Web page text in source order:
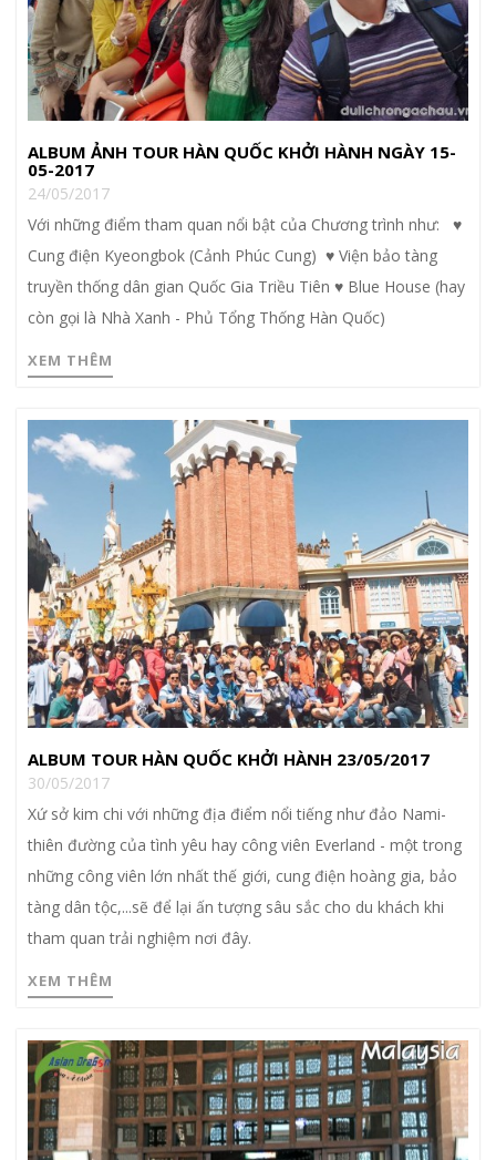
ALBUM ẢNH TOUR HÀN QUỐC KHỞI HÀNH NGÀY 15-
05-2017
24/05/2017
Với những điểm tham quan nổi bật của Chương trình như: ♥
Cung điện Kyeongbok (Cảnh Phúc Cung) ♥ Viện bảo tàng
truyền thống dân gian Quốc Gia Triều Tiên ♥ Blue House (hay
còn gọi là Nhà Xanh - Phủ Tổng Thống Hàn Quốc)
XEM THÊM
ALBUM TOUR HÀN QUỐC KHỞI HÀNH 23/05/2017
30/05/2017
Xứ sở kim chi với những địa điểm nổi tiếng như đảo Nami-
thiên đường của tình yêu hay công viên Everland - một trong
những công viên lớn nhất thế giới, cung điện hoàng gia, bảo
tàng dân tộc,...sẽ để lại ấn tượng sâu sắc cho du khách khi
tham quan trải nghiệm nơi đây.
XEM THÊM